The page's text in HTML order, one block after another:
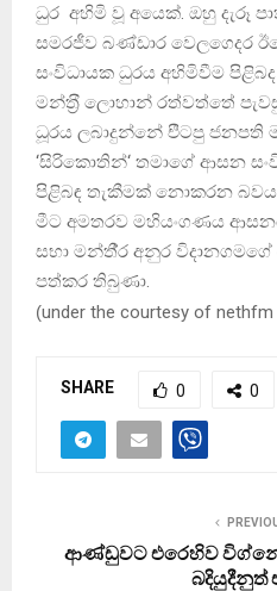
ධුර අහිමි වූ අයෙක්. ඔහු දැරූ
සමරජීව බණ්ඩාර වෙලගෙදර
සංවිධායක ධුරය අහිමිවීම
මන්ත‍්‍රී ලොහාන් රත්වත්තේ
ධූරය ලබාදුන්නේ එිටපු ජනපති
‘සිරිකොතින්‘ තමාගේ ආසන
පිළිබඳ තැකීමක් නොකරන බවය.
මීට අමතරව මහියංගණය
සභා මන්තී‍්‍ර අනුර
පත්කර තිබුණා.
(under the courtesy of nethfm
SHARE 0 0
ආණ්ඩුවට එරෙහිව
බදියුදීනුත්